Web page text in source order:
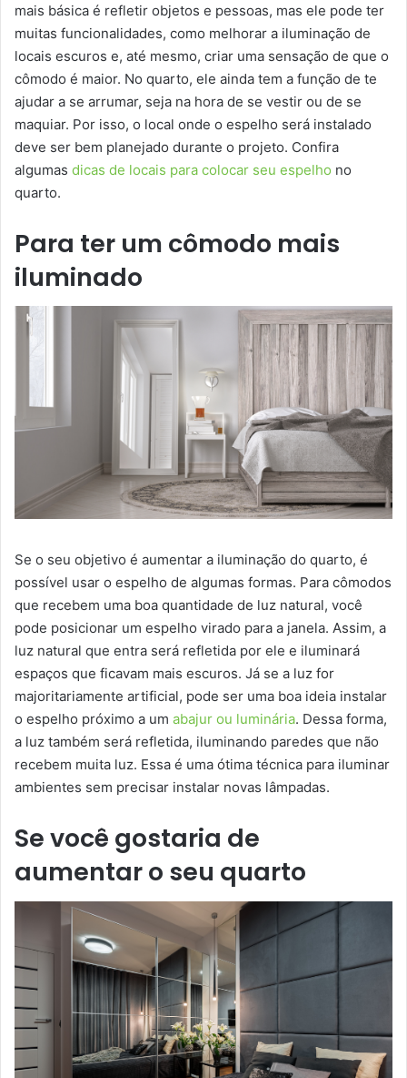
mais básica é refletir objetos e pessoas, mas ele pode ter
muitas funcionalidades, como melhorar a iluminação de
locais escuros e, até mesmo, criar uma sensação de que o
cômodo é maior. No quarto, ele ainda tem a função de te
ajudar a se arrumar, seja na hora de se vestir ou de se
maquiar. Por isso, o local onde o espelho será instalado
deve ser bem planejado durante o projeto. Confira
algumas dicas de locais para colocar seu espelho no
quarto.
Para ter um cômodo mais
iluminado
Se o seu objetivo é aumentar a iluminação do quarto, é
possível usar o espelho de algumas formas. Para cômodos
que recebem uma boa quantidade de luz natural, você
pode posicionar um espelho virado para a janela. Assim, a
luz natural que entra será refletida por ele e iluminará
espaços que ficavam mais escuros. Já se a luz for
majoritariamente artificial, pode ser uma boa ideia instalar
o espelho próximo a um abajur ou luminária. Dessa forma,
a luz também será refletida, iluminando paredes que não
recebem muita luz. Essa é uma ótima técnica para iluminar
ambientes sem precisar instalar novas lâmpadas.
Se você gostaria de
aumentar o seu quarto